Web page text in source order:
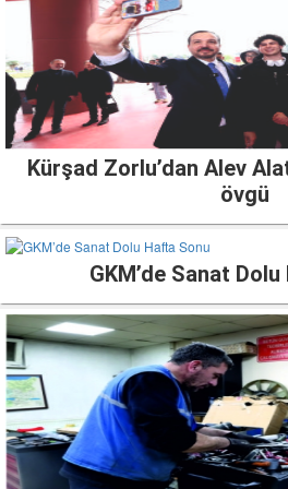
Kürşad Zorlu’dan Alev
övgü
GKM’de Sanat